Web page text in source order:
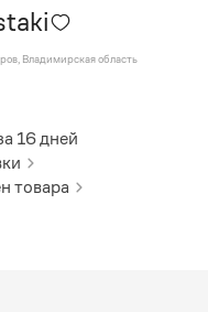
Владимирская область
16дней
товара